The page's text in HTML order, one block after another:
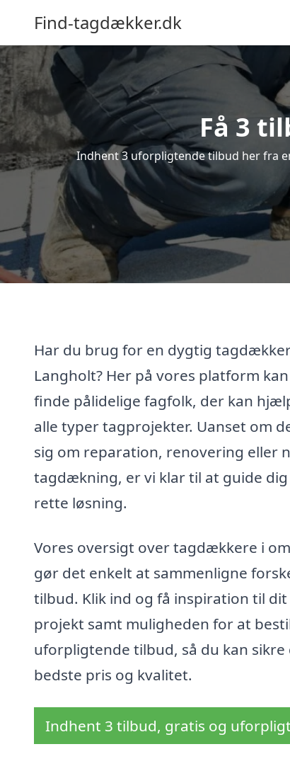
Find-tagdækker.dk
Få 3
Indhent 3 uforpligtende tilbud her fra
Har du brug for en dygtig
Langholt? Her på vores platform
finde pålidelige fagfolk, der kan
alle typer tagprojekter. Uanset om
sig om reparation, renovering eller
tagdækning, er vi klar til at guide
rette løsning.
Vores oversigt over tagdækkere i
gør det enkelt at sammenligne
tilbud. Klik ind og få inspiration til
projekt samt muligheden for at
uforpligtende tilbud, så du kan sikre
bedste pris og kvalitet.
Indhent 3 tilbud, gratis og